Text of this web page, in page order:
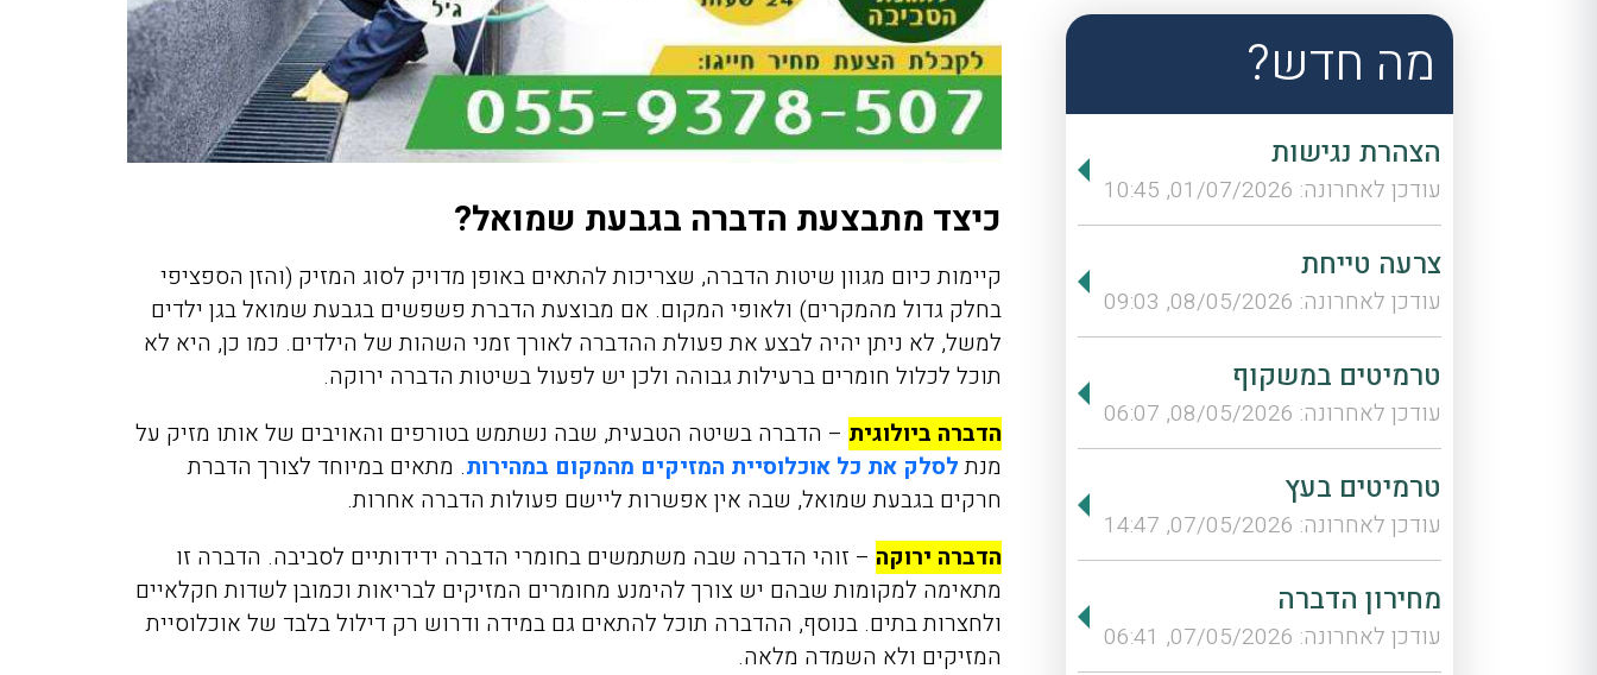
מה חדש?
הצהרת נגישות
עודכן לאחרונה: 01/07/2026, 10:45
צרעה טייחת
עודכן לאחרונה: 08/05/2026, 09:03
טרמיטים במשקוף
עודכן לאחרונה: 08/05/2026, 06:07
טרמיטים בעץ
עודכן לאחרונה: 07/05/2026, 14:47
מחירון הדברה
עודכן לאחרונה: 07/05/2026, 06:41
כיצד מתבצעת הדברה בגבעת שמואל?
קיימות כיום מגוון שיטות הדברה, שצריכות להתאים באופן מדויק לסוג המזיק (והזן הספציפי
בחלק גדול מהמקרים) ולאופי המקום. אם מבוצעת הדברת פשפשים בגבעת שמואל בגן ילדים
למשל, לא ניתן יהיה לבצע את פעולת ההדברה לאורך זמני השהות של הילדים. כמו כן, היא לא
תוכל לכלול חומרים ברעילות גבוהה ולכן יש לפעול בשיטות הדברה ירוקה.
הדברה ביולוגית – הדברה בשיטה הטבעית, שבה נשתמש בטורפים והאויבים של אותו מזיק על
מנתלסלק את כל אוכלוסיית המזיקים מהמקום במהירות. מתאים במיוחד לצורך הדברת
חרקים בגבעת שמואל, שבה אין אפשרות ליישם פעולות הדברה אחרות.
הדברה ירוקה – זוהי הדברה שבה משתמשים בחומרי הדברה ידידותיים לסביבה. הדברה זו
מתאימה למקומות שבהם יש צורך להימנע מחומרים המזיקים לבריאות וכמובן לשדות חקלאיים
ולחצרות בתים. בנוסף, ההדברה תוכל להתאים גם במידה ודרוש רק דילול בלבד של אוכלוסיית
המזיקים ולא השמדה מלאה.